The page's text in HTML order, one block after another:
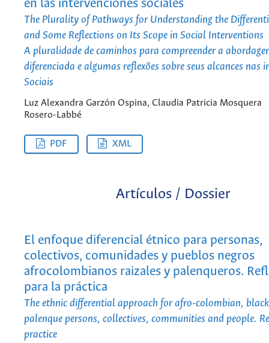
en las intervenciones sociales
The Plurality of Pathways for Understanding the
and Some Reflections on Its Scope in Social Interventions
A pluralidade de caminhos para compreender a
diferenciada e algumas reflexões sobre seus alcances nas
Sociais
Luz Alexandra Garzón Ospina, Claudia Patricia Mosquera
Rosero-Labbé
PDF XML
Artículos / Dossier
El enfoque diferencial étnico para personas,
colectivos, comunidades y pueblos negros
afrocolombianos raizales y palenqueros.
para la práctica
The ethnic differential approach for afro-colombian,
palenque persons, collectives, communities and people.
practice